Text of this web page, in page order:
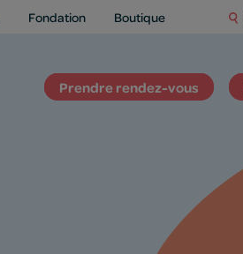
Fondation Boutique
Prendre rendez-vous